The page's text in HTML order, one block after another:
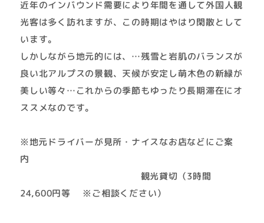
近年のインバウンド需要により年間を通して外国人観
光客は多く訪れますが、この時期はやはり閑散として
います。
しかしながら地元的には、…残雪と岩肌のバランスが
良い北アルプスの景観、天候が安定し萌木色の新緑が
美しい等々…これからの季節もゆったり長期滞在にオ
ススメなのです。
※地元ドライバーが見所・ナイスなお店などにご案
内
観光貸切（3時間
24,600円等 ※ご相談ください）